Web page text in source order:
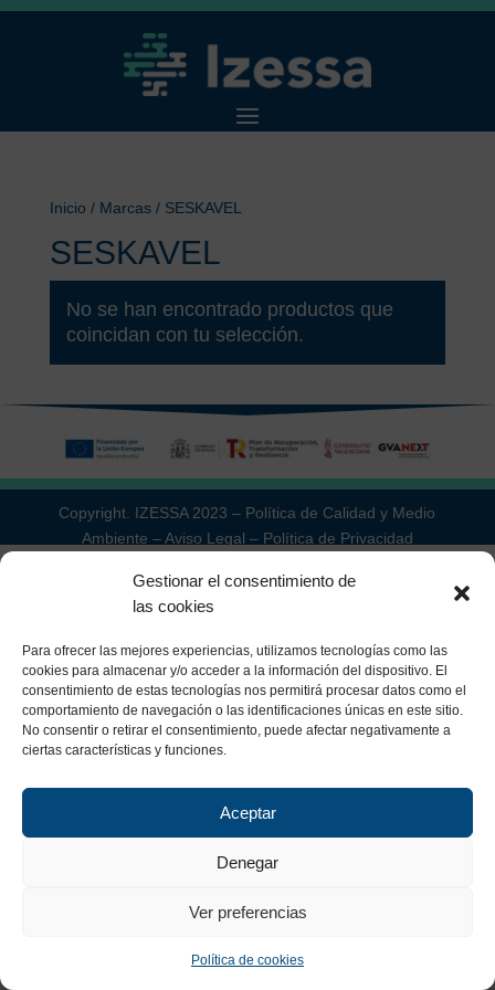
Gestionar el consentimiento de
las cookies
Para ofrecer las mejores experiencias, utilizamos tecnologías como las
cookies para almacenar y/o acceder a la información del dispositivo. El
consentimiento de estas tecnologías nos permitirá procesar datos como el
comportamiento de navegación o las identificaciones únicas en este sitio.
No consentir o retirar el consentimiento, puede afectar negativamente a
ciertas características y funciones.
Aceptar
Denegar
Ver preferencias
Política de cookies
Inicio / Marcas / SESKAVEL
SESKAVEL
No se han encontrado productos que
coincidan con tu selección.
Copyright. IZESSA 2023 – Política de Calidad y Medio
Ambiente –Aviso Legal – Política de Privacidad